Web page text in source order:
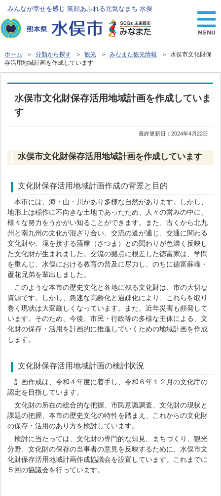
みんなが幸せを感じ 笑顔あふれる元気なまち 水俣
ホーム ＞分類から探す ＞観光 ＞みなまた観光情報
＞ 水俣市文化財保
存活用地域計画を作成しています
水俣市文化財保存活用地域計画を作成していま
す
最終更新日：2024年4月22日
水俣市文化財保存活用地域計画を作成しています
文化財保存活用地域計画作成の背景と目的
本市には、海・山・川があり多様な自然があります。しかし、
地形上は稲作に不向きな土地であったため、人々の営みの中に、
様々な努力をうかがい知ることができます。また、古くから北九
州と南九州の文化が混ざり合い、交流の道が通じ、交通に関わる
文化財や、境を接する薩摩（さつま）との関わりが色濃く反映し
た文化財が生まれました。交流の拠点に根差した徳富家は、学問
を重んじ、水俣における教育の普及に尽力し、のちに徳富蘇峰・
蘆花兄弟を輩出しました。
このような本市の歴史文化と各地に残る文化財は、市の大切な
資源です。しかし、急速な高齢化と過疎化により、これらを取り
巻く現状は大変厳しくなっています。また、近年災害も頻発して
います。そのため、今後、市民・行政等の多様な主体による、文
化財の保存・活用を計画的に推進していくための地域計画を作成
します。
文化財保存活用地域計画の検討状況
計画作成は、令和４年度に着手し、令和６年１２月の文化庁の
認定を目指しています。
文化財の所在の総合的な把握、市民意識調査、文化財の現状と
課題の把握、本市の歴史文化の特性を踏まえ、これからの文化財
の保存・活用のあり方を検討しています。
検討に当たっては、文化財の専門的な知見、まちづくり、観光
分野、文化財の保存の当事者の意見を反映するために、水俣市文
化財保存活用地域計画作成協議会を設置しています。これまでに
５回の協議会を行っています。